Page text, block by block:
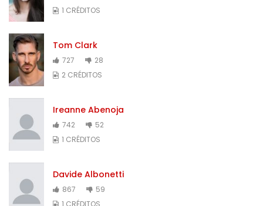
1 CRÉDITOS
Tom Clark
727
28
2 CRÉDITOS
Ireanne Abenoja
742
52
1 CRÉDITOS
Davide Albonetti
867
59
1 CRÉDITOS